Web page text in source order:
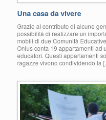
Una casa da vivere
Grazie al contributo di alcune
possibilità di realizzare un
mobili di due Comunità
Onlus conta 19 appartamenti ad
educatori. Questi appartamenti
ragazze vivono condividendo la